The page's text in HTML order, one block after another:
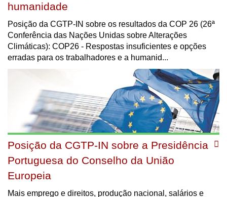
humanidade
Posição da CGTP-IN sobre os resultados da COP 26 (26ª
Conferência das Nações Unidas sobre Alterações
Climáticas): COP26 - Respostas insuficientes e opções
erradas para os trabalhadores e a humanid...
Posição da CGTP-IN sobre a Presidência
Portuguesa do Conselho da União
Europeia
Mais emprego e direitos, produção nacional, salários e